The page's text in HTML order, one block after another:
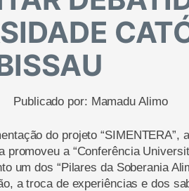
Publicado por: Mamadu Alimo
do projeto “SIMENTERA”,
promoveu a “Conferência
um dos “Pilares da Soberania
a troca de experiências e dos